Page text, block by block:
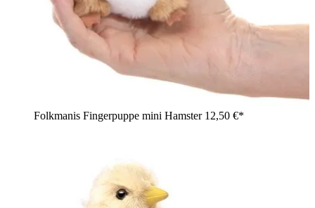
Folkmanis Fingerpuppe mini Hamster 12,50 €*